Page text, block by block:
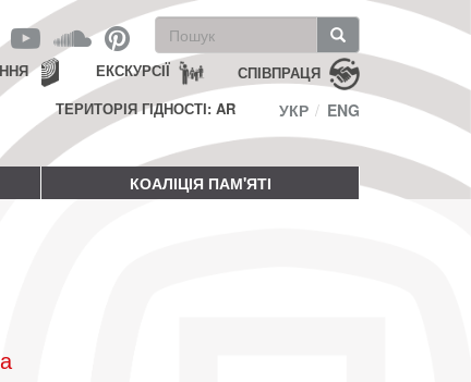
Пошукова
форма
Пошук СПІВПРАЦЯ
ЕКСКУРСІЇ
ТЕРИТОРІЯ ГІДНОСТІ: AR
УКР ENG
КОАЛІЦІЯ ПАМ'ЯТІ